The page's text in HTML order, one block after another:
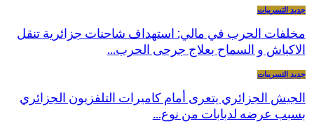
جديد التسريبات
مخلفات الحرب في مالي: استهداف شاحنات جزائرية تنقل
الاكباش و السماح بعلاج جرحى الحرب…
جديد التسريبات
الجيش الجزائري يتعرى أمام كاميرات التلفزيون الجزائري
بسبب عرضه لدبابات من نوع…